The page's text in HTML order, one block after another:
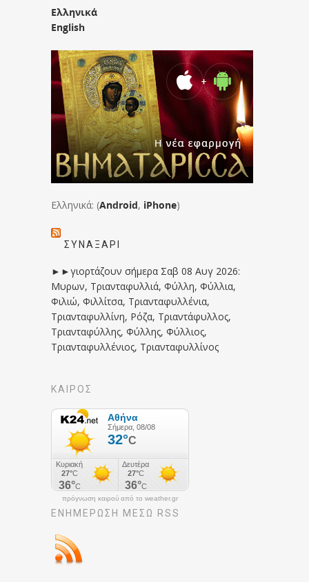
Ελληνικά
English
Ελληνικά: (Android, iPhone)
ΣΥΝΑΞΆΡΙ
►►γιορτάζουν σήμερα Σαβ 08 Αυγ 2026:
Μυρων, Τριανταφυλλιά, Φύλλη, Φύλλια,
Φιλιώ, Φιλλίτσα, Τριανταφυλλένια,
Τριανταφυλλίνη, Ρόζα, Τριαντάφυλλος,
Τριανταφύλλης, Φύλλης, Φύλλιος,
Τριανταφυλλένιος, Τριανταφυλλίνος
ΚΑΙΡΟΣ
πρόγνωση καιρού από το weather.gr
ΕΝΗΜΈΡΩΣΉ ΜΕΣΩ RSS